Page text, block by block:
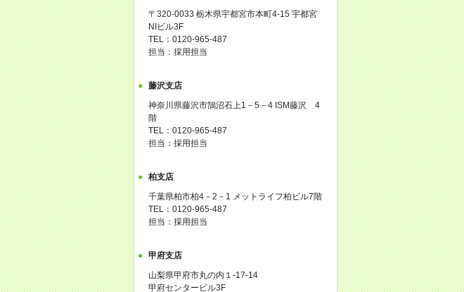
〒320-0033 栃木県宇都宮市本町4-15 宇都宮
NIビル3F
TEL：0120-965-487
担当：採用担当
藤沢支店
神奈川県藤沢市鵠沼石上1－5－4 ISM藤沢 4
階
TEL：0120-965-487
担当：採用担当
柏支店
千葉県柏市柏4－2－1 メットライフ柏ビル7階
TEL：0120-965-487
担当：採用担当
甲府支店
山梨県甲府市丸の内１-17-14
甲府センタービル3F